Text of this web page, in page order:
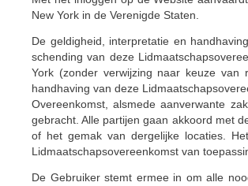
New York in de Verenigde Staten.
De geldigheid, interpretatie en
schending van deze
York (zonder verwijzing naar keuze van
handhaving van deze
Overeenkomst, alsmede aanverwante
gebracht. Alle partijen gaan akkoord met
of het gemak van dergelijke locaties.
Lidmaatschapsovereenkomst van
De Gebruiker stemt ermee in om alle